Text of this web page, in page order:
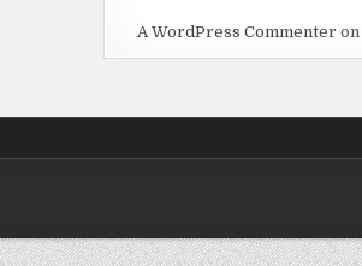
A WordPress Commenter on